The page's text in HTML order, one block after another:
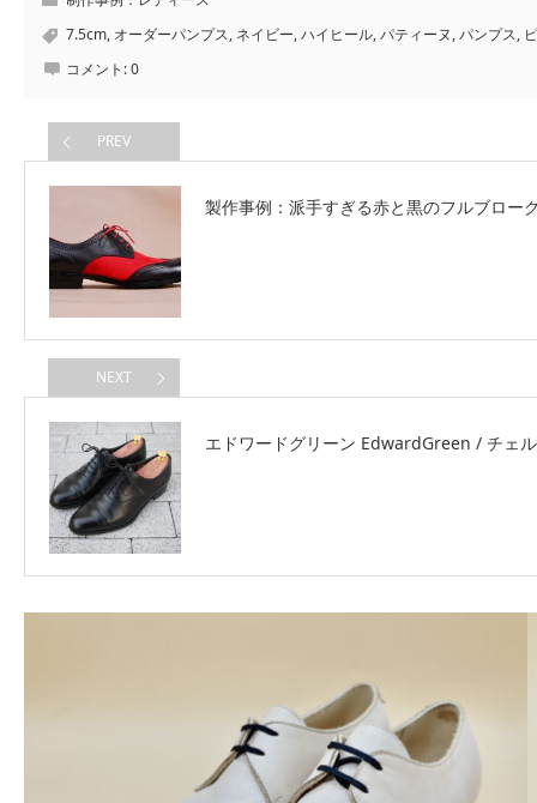
7.5cm, オーダーパンプス, ネイビー,ハイヒール,パティーヌ,パンプス,
コメント:0
PREV
製作事例：派手すぎる赤と黒のフルブロー
NEXT
エドワードグリーン EdwardGreen / チェ